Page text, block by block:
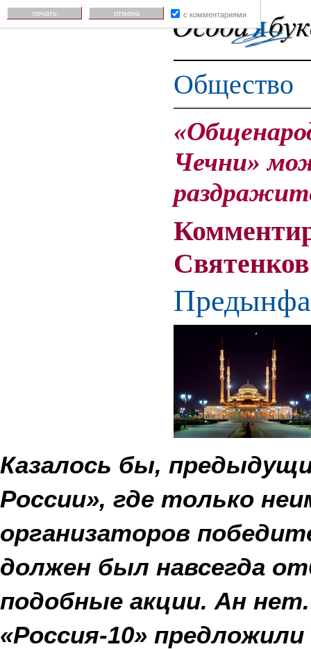
Общество
Чечни»
Святенков
Казалось бы,
России», где только
организаторов
должен был навсегда
подобные акции. Ан
«Россия-10»
печать отмена с комментариями